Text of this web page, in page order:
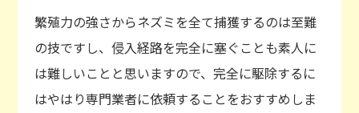
繁殖力の強さからネズミを全て捕獲するのは至難
の技ですし、侵入経路を完全に塞ぐことも素人に
は難しいことと思いますので、完全に駆除するに
はやはり専門業者に依頼することをおすすめしま